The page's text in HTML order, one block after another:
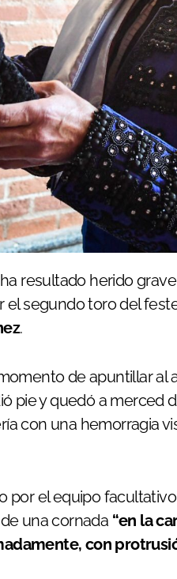
resultado herido
segundo toro del
.
de apuntillar al
pie y quedó a merced
con una hemorragia
por el equipo
una cornada “en la
con